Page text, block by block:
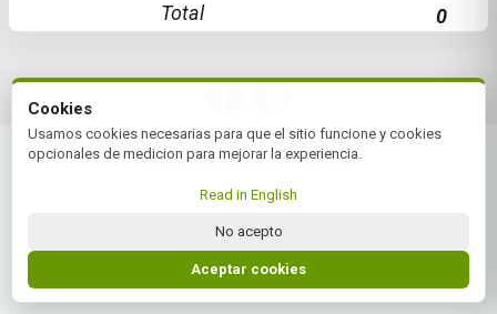
Total 0
© 2026 Federación de Golf NEA | by Plus+Golf
Website powered byPlus+Golf
Cookies
Usamos cookies necesarias para que el sitio funcione y cookies
opcionales de medicion para mejorar la experiencia.
Read in English
No acepto
Aceptar cookies